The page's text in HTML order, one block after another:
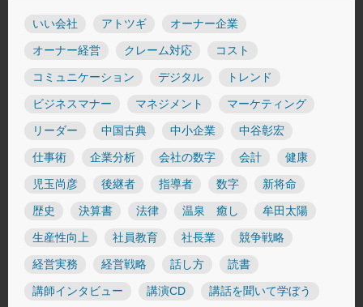
いい会社 アトツギ オーナー企業
オーナー経営 クレーム対応 コスト
コミュニケーション デジタル トレンド
ビジネスマナー マネジメント マーケティング
リーダー 中国古典 中小企業 中谷彰宏
仕事術 企業分析 会社の数字 会計 健康
児玉尚彦 後継者 指導者 数字 新将命
歴史 決算書 法律 温泉 癒し 牟田太陽
生産性向上 社員教育 社長業 競争戦略
経営実務 経営戦略 話し方 読書
講師インタビュー 講演CD 講話を聞いて学ぼう